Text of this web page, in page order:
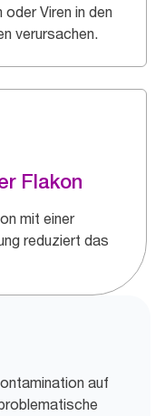
Viren in den
verursachen.
Flakon
mit einer
reduziert das
auf